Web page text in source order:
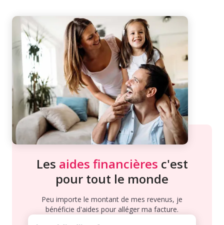
Les aides financières c'est
pour tout le monde
Peu importe le montant de mes revenus, je
bénéficie d'aides pour alléger ma facture.